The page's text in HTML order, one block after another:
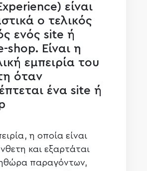
είναι
ο τελικός
ενός site ή
shop. Είναι η
εμπειρία του
όταν
ένα site ή
η οποία είναι
και εξαρτάται
παραγόντων,